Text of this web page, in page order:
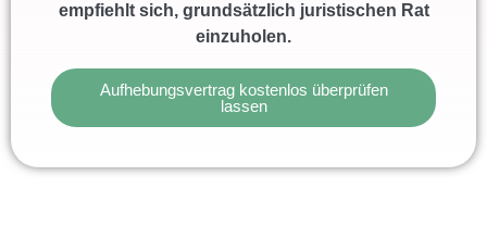
empfiehlt sich, grundsätzlich juristischen Rat
einzuholen.
Aufhebungsvertrag kostenlos überprüfen
lassen